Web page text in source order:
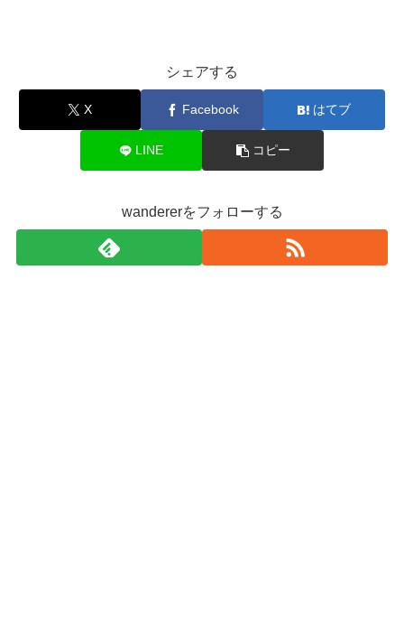
シェアする
X Facebook はてブ
LINE コピー
wandererをフォローする